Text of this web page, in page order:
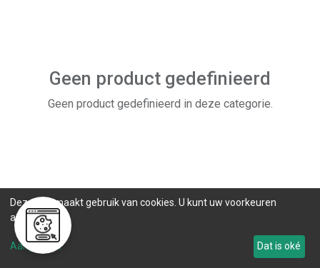
Geen product gedefinieerd
Geen product gedefinieerd in deze categorie.
Deze site maakt gebruik van cookies. U kunt uw voorkeuren
aanpassen.
Aanpassen Dat is oké